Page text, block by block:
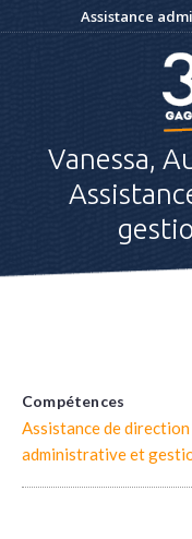
Assistance
Vanessa,
Compétences
Assistance de direction
administrative et